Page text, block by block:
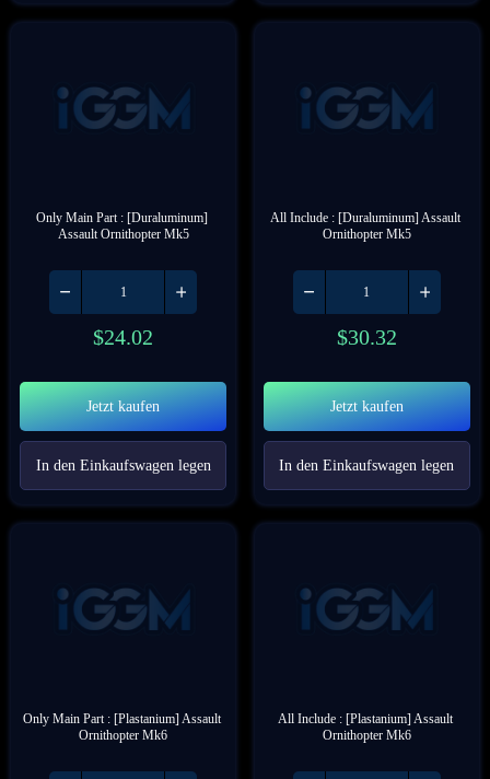
Only Main Part : [Duraluminum]
Assault Ornithopter Mk5
$24.02
Jetzt kaufen
In den Einkaufswagen legen
All Include : [Duraluminum] Assault
Ornithopter Mk5
$30.32
Jetzt kaufen
In den Einkaufswagen legen
Only Main Part : [Plastanium] Assault
Ornithopter Mk6
All Include : [Plastanium] Assault
Ornithopter Mk6